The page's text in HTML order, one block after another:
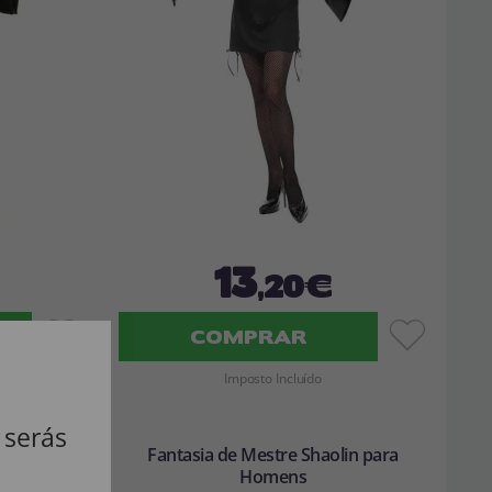
13,20€
COMPRAR
Imposto Incluído
azul
Fantasia de Mestre Shaolin para
Homens